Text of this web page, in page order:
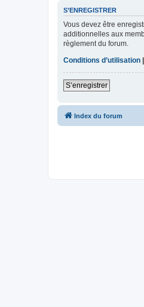
S’ENREGISTRER
Vous devez être
additionnelles aux
règlement du forum.
Conditions d’utilisation |
S’enregistrer
Index du forum